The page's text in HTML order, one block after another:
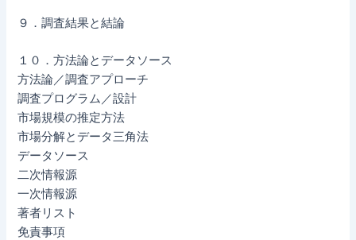
９．調査結果と結論
１０．方法論とデータソース
方法論／調査アプローチ
調査プログラム／設計
市場規模の推定方法
市場分解とデータ三角法
データソース
二次情報源
一次情報源
著者リスト
免責事項